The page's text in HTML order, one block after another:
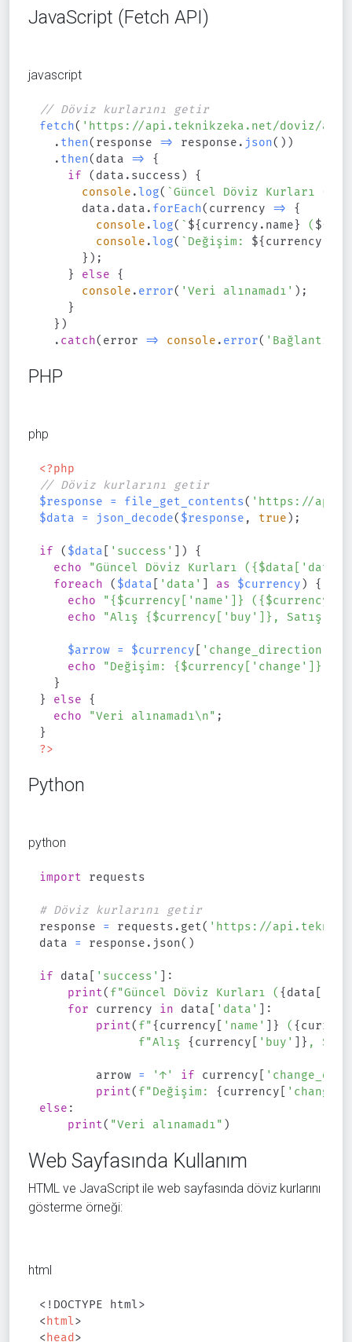
JavaScript (Fetch API)
javascript
// Döviz kurlarını getir
fetch( 'https://api.teknikzeka.net/doviz/
. then( response => response . json( ) )
. then( data =>
{
if
( data . success )
{
console .log( `Güncel Döviz Kurları (
      data
. data . forEach( currency =>
{
console .log( ` ${ currency . name} ( ${
console .log( ` Değişim: ${ currency
} ) ;
}
else
{
console . error( 'Veri alınamadı' ) ;
}
} )
. catch( error => console . error( 'Bağlantı
PHP
php
<?php
// Döviz kurlarını getir
$response
= file_get_contents( 'https://
$data
= json_decode( $response , true ) ;
if ( $data 'success' )
{
echo
"Güncel Döviz Kurları ( { $data 'date'
foreach
( $data 'data' as $currency )
{
echo
"{ $currency 'name' } ( { $currency
echo
"Alış { $currency 'buy' } , Satış
$arrow = $currency 'change_direction'
echo
"Değişim: { $currency 'change' }
}
}
else
{
echo
"Veri alınamadı\n" ;
}
?>
Python
python
import requests
# Döviz kurlarını getir
response = requests . get( 'https://
data = response . json( )
if data 'success'
:
print( f"Güncel Döviz Kurları ( { data
for currency in data 'data'
:
print( f"{ currency 'name' } ( {
f"Alış { currency 'buy' } ,
        arrow
= '↑' if currency
print( f"Değişim: { currency 'change'
else :
print( "Veri alınamadı" )
Web Sayfasında Kullanım
HTML ve JavaScript ile web sayfasında döviz kurlarını
gösterme örneği:
html
<! DOCTYPE html>
<html>
<head >